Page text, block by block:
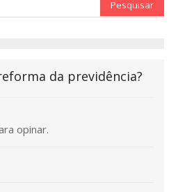
da previdência?
opinar.